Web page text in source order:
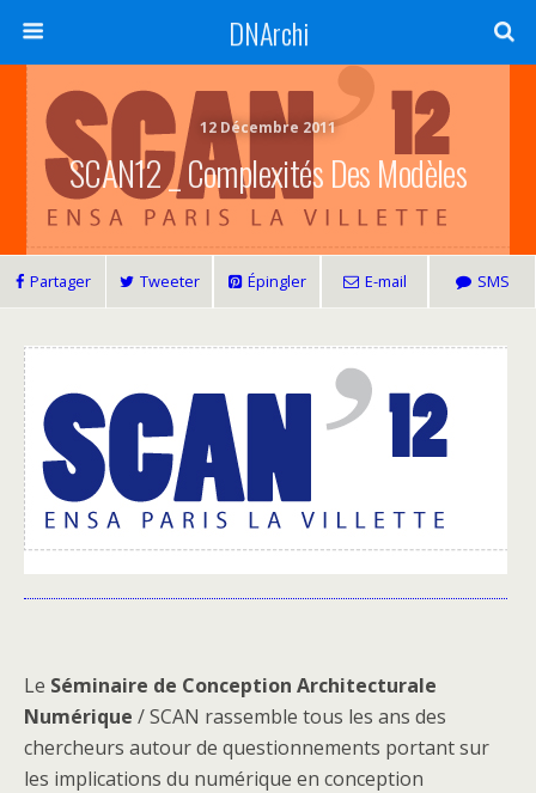
DNArchi
12 Décembre 2011
SCAN12 _ Complexités Des Modèles
Partager Tweeter Épingler E-mail SMS
Le Séminaire de Conception Architecturale
Numérique / SCAN rassemble tous les ans des
chercheurs autour de questionnements portant sur
les implications du numérique en conception